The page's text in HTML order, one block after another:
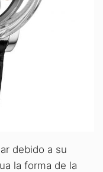
debido a su
la forma de la